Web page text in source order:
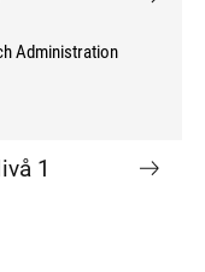
Administration
1